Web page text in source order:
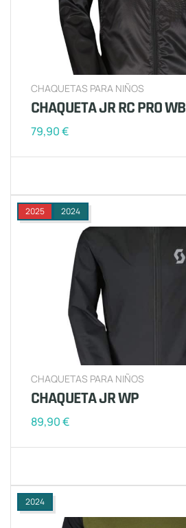
CHAQUETAS PARA NIÑOS
CHAQUETA JR RC PRO WB
79,90€
2025 2024
CHAQUETAS PARA NIÑOS
CHAQUETA JR WP
89,90€
2024